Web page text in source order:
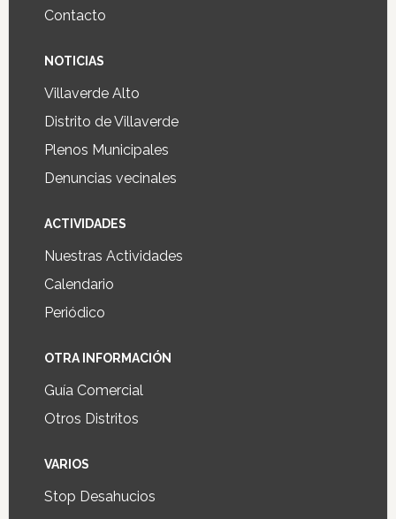
Contacto
NOTICIAS
Villaverde Alto
Distrito de Villaverde
Plenos Municipales
Denuncias vecinales
ACTIVIDADES
Nuestras Actividades
Calendario
Periódico
OTRA INFORMACIÓN
Guía Comercial
Otros Distritos
VARIOS
Stop Desahucios